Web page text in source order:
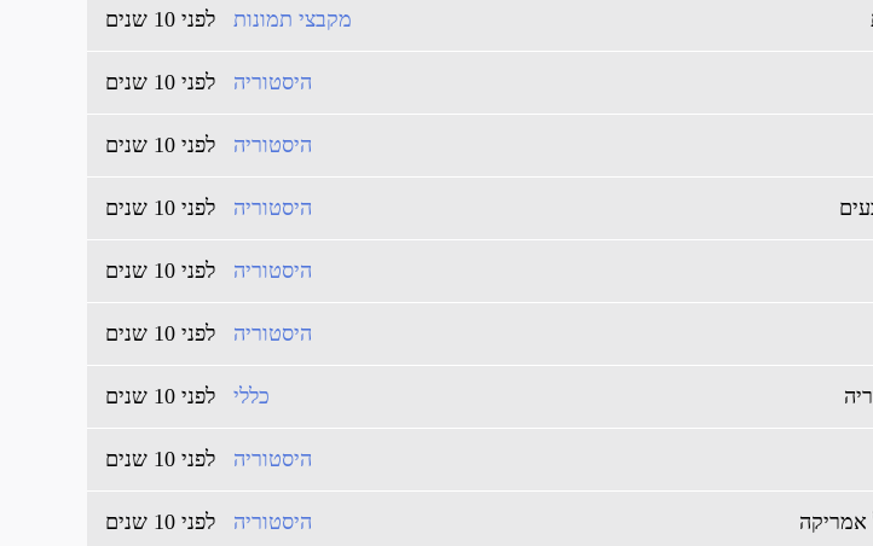
לפני 10 שנים מקבצי תמונות
לפני 10 שנים היסטוריה
לפני 10 שנים היסטוריה
לפני 10 שנים היסטוריה
לפני 10 שנים היסטוריה
לפני 10 שנים היסטוריה
לפני 10 שנים כללי
לפני 10 שנים היסטוריה
לפני 10 שנים היסטוריה